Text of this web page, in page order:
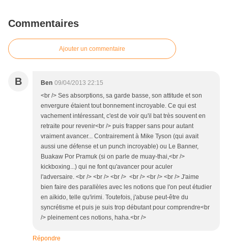
Commentaires
Ajouter un commentaire
B Ben 09/04/2013 22:15
<br /> Ses absorptions, sa garde basse, son attitude et son
envergure étaient tout bonnement incroyable. Ce qui est
vachement intéressant, c'est de voir qu'il bat très souvent en
retraite pour revenir<br /> puis frapper sans pour autant
vraiment avancer... Contrairement à Mike Tyson (qui avait
aussi une défense et un punch incroyable) ou Le Banner,
Buakaw Por Pramuk (si on parle de muay-thai,<br />
kickboxing...) qui ne font qu'avancer pour aculer
l'adversaire. <br /> <br /> <br /> <br /> <br /> <br /> J'aime
bien faire des parallèles avec les notions que l'on peut étudier
en aïkido, telle qu'irimi. Toutefois, j'abuse peut-être du
syncrétisme et puis je suis trop débutant pour comprendre<br
/> pleinement ces notions, haha.<br />
Répondre